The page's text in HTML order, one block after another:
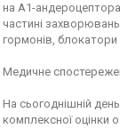
на А1-
частині
гормонів,
Медичне
На сьогоднішній
комплексної оцінки